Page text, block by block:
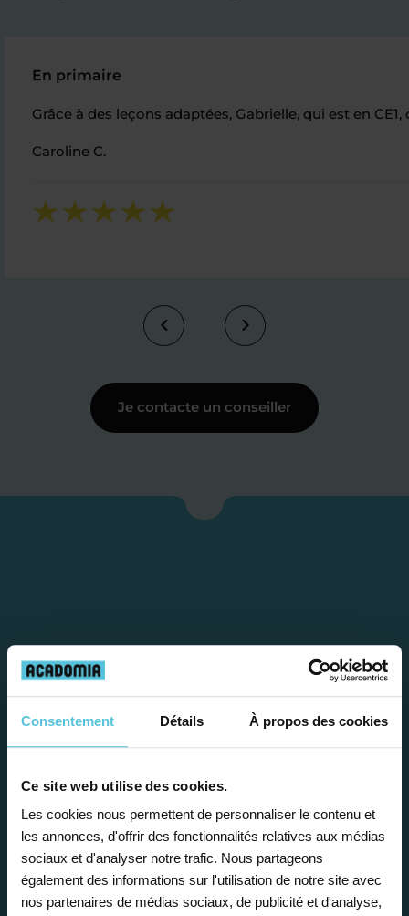
Consentement Détails À propos des cookies
Ce site web utilise des cookies.
Les cookies nous permettent de personnaliser le contenu et
les annonces, d'offrir des fonctionnalités relatives aux médias
sociaux et d'analyser notre trafic. Nous partageons
également des informations sur l'utilisation de notre site avec
nos partenaires de médias sociaux, de publicité et d'analyse,
En primaire
Grâce à des leçons adaptées, Gabrielle, qui est en
Caroline C.
Je contacte un conseiller
Étape 1
Je vous propose un
bilan personnalisé
Gratuite et sans engagement, une
première étape pour faire le point sur